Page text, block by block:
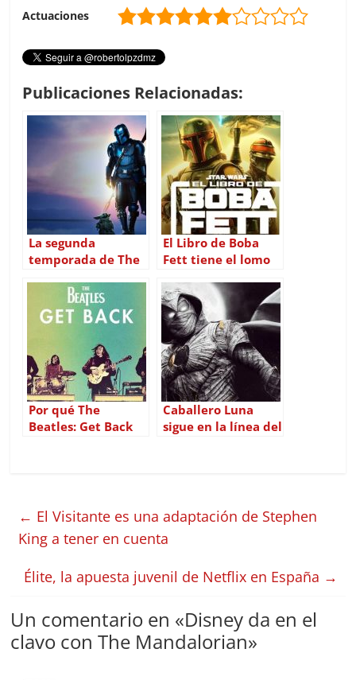
Actuaciones
Publicaciones Relacionadas:
La segunda
temporada de The
confirma a Disney+
El Libro de Boba
Fett tiene el lomo
peripecias del
actor secundario
Boba»
Por qué The
Beatles: Get Back
Caballero Luna
sigue en la línea del
← El Visitante es una adaptación de Stephen
King a tener en cuenta
Élite, la apuesta juvenil de Netflix en España →
Un comentario en «Disney da en el
clavo con The Mandalorian»